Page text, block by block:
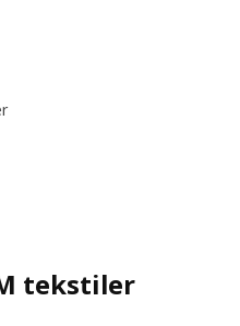
tekstiler